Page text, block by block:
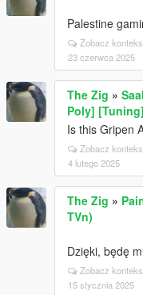
Palestine
Zobacz
23 czerwca 2025
The Zig »
Poly] [Tuning]
Is this Gripen
Zobacz
4 lutego 2025
The Zig »
TVn)
Dzięki, będę
Zobacz
15 stycznia 2025